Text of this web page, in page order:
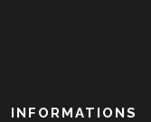
INFORMATIONS